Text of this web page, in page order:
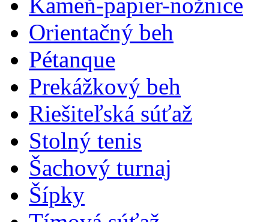
Orientačný beh
Pétanque
Prekážkový beh
Riešiteľská súťaž
Stolný tenis
Šachový turnaj
Šípky